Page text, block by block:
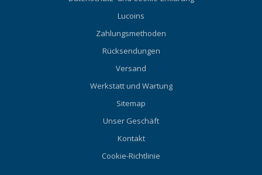
Lucoins
Zahlungsmethoden
Rücksendungen
Versand
Werkstatt und Wartung
Sitemap
Unser Geschäft
Kontakt
Cookie-Richtlinie